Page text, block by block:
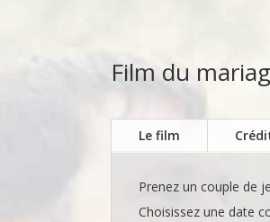
Film du
Le film
Prenez un couple de
Choisissez une date